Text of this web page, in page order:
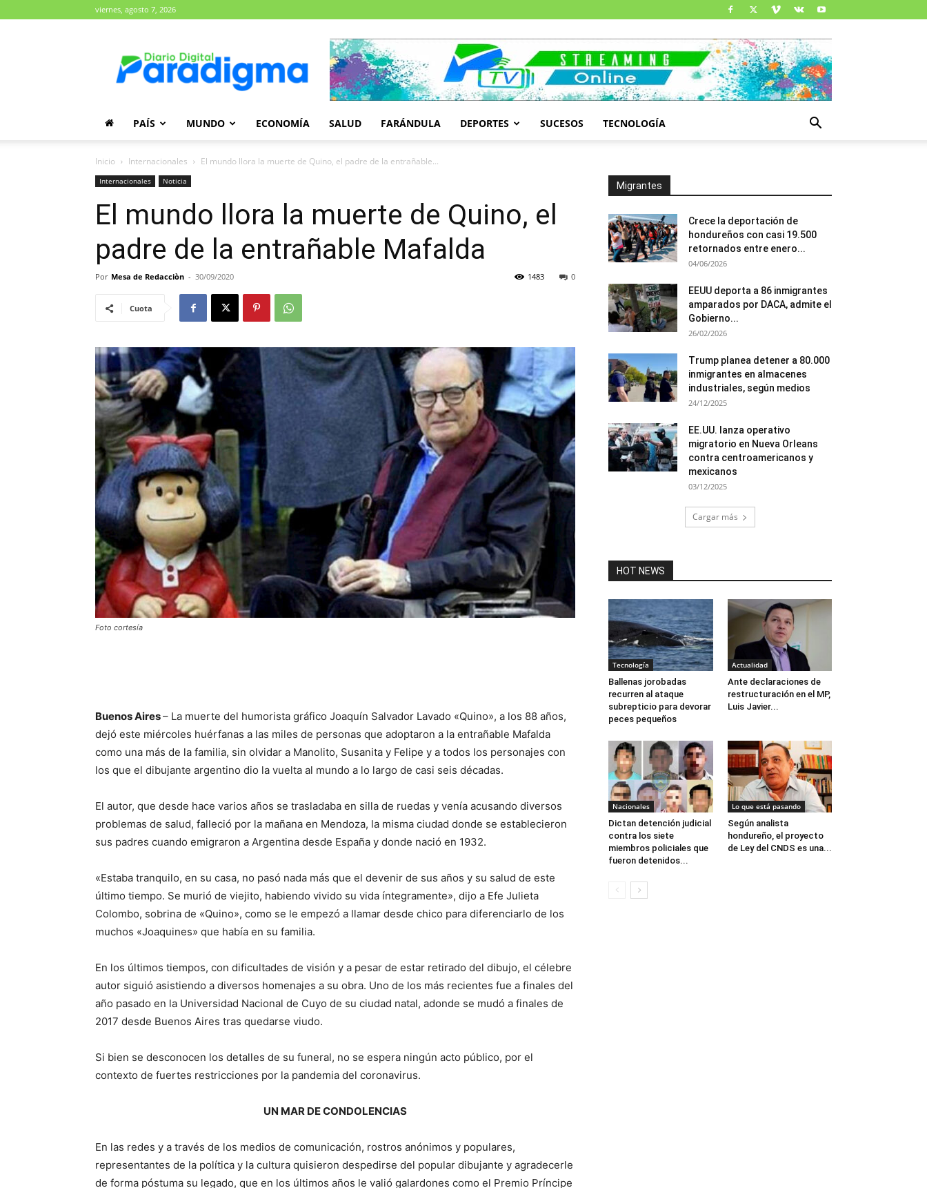
viernes, agosto 7, 2026
Paradigma
PAÍS MUNDO ECONOMÍA SALUD FARÁNDULA DEPORTES SUCESOS TECNOLOGÍA
Inicio Internacionales El mundo llora la muerte de Quino, el padre de la entrañable...
Internacionales Noticia
El mundo llora la muerte de Quino, el
padre de la entrañable Mafalda
Por Mesa de Redacciòn - 30/09/2020 0
1483
Cuota
Foto cortesía
Buenos Aires– La muerte del humorista gráfico Joaquín Salvador Lavado «Quino», a los 88 años,
dejó este miércoles huérfanas a las miles de personas que adoptaron a la entrañable Mafalda
como una más de la familia, sin olvidar a Manolito, Susanita y Felipe y a todos los personajes con
los que el dibujante argentino dio la vuelta al mundo a lo largo de casi seis décadas.
El autor, que desde hace varios años se trasladaba en silla de ruedas y venía acusando diversos
problemas de salud, falleció por la mañana en Mendoza, la misma ciudad donde se establecieron
sus padres cuando emigraron a Argentina desde España y donde nació en 1932.
«Estaba tranquilo, en su casa, no pasó nada más que el devenir de sus años y su salud de este
último tiempo. Se murió de viejito, habiendo vivido su vida íntegramente», dijo a Efe Julieta
Colombo, sobrina de «Quino», como se le empezó a llamar desde chico para diferenciarlo de los
muchos «Joaquines» que había en su familia.
En los últimos tiempos, con dificultades de visión y a pesar de estar retirado del dibujo, el célebre
autor siguió asistiendo a diversos homenajes a su obra. Uno de los más recientes fue a finales del
año pasado en la Universidad Nacional de Cuyo de su ciudad natal, adonde se mudó a finales de
2017 desde Buenos Aires tras quedarse viudo.
Si bien se desconocen los detalles de su funeral, no se espera ningún acto público, por el
contexto de fuertes restricciones por la pandemia del coronavirus.
UN MAR DE CONDOLENCIAS
En las redes y a través de los medios de comunicación, rostros anónimos y populares,
representantes de la política y la cultura quisieron despedirse del popular dibujante y agradecerle
de forma póstuma su legado, que en los últimos años le valió galardones como el Premio Príncipe
Migrantes
Crece la deportación de
hondureños con casi 19.500
retornados entre enero...
04/06/2026
EEUU deporta a 86 inmigrantes
amparados por DACA, admite el
Gobierno...
26/02/2026
Trump planea detener a 80.000
inmigrantes en almacenes
industriales, según medios
24/12/2025
EE.UU. lanza operativo
migratorio en Nueva Orleans
contra centroamericanos y
mexicanos
03/12/2025
Cargar más
HOT NEWS
Tecnología
Ballenas jorobadas
recurren al ataque
subrepticio para devorar
peces pequeños
Actualidad
Ante declaraciones de
restructuración en el MP,
Luis Javier...
Nacionales
Dictan detención judicial
contra los siete
miembros policiales que
fueron detenidos...
Lo que está pasando
Según analista
hondureño, el proyecto
de Ley del CNDS es una...